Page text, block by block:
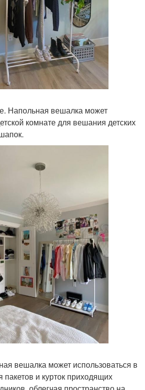
Напольная вешалка может
комнате для вешания детских
вешалка может использоваться в
и курток приходящих